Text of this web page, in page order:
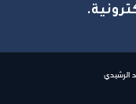
الرشيدي